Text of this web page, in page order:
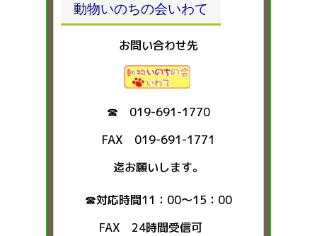
動物いのちの会いわて
お問い合わせ先
☎ 019-691-1770
FAX 019-691-1771
迄お願いします。
☎対応時間11：00～15：00
FAX 24時間受信可